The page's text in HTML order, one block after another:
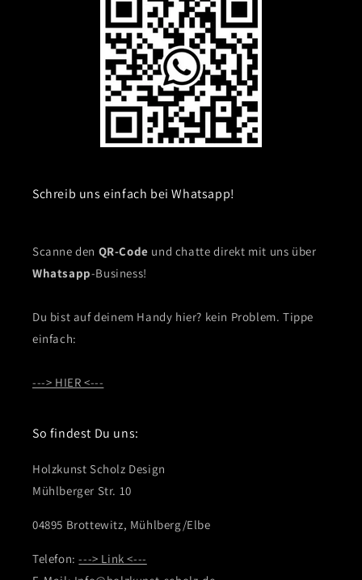
Schreib uns einfach bei Whatsapp!
Scanne den QR-Code und chatte direkt mit uns über
Whatsapp-Business!
Du bist auf deinem Handy hier? kein Problem. Tippe
einfach:
---> HIER <---
So findest Du uns:
Holzkunst Scholz Design
Mühlberger Str. 10
04895 Brottewitz, Mühlberg/Elbe
Telefon:---> Link <---